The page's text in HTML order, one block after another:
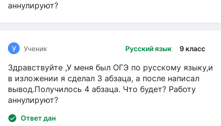
аннулируют?
Русский язык 9 класс
У Ученик
Здравствуйте ,У меня был ОГЭ по русскому языку,и
в изложении я сделал 3 абзаца, а после написал
вывод.Получилось 4 абзаца. Что будет? Работу
аннулируют?
Ответ дан